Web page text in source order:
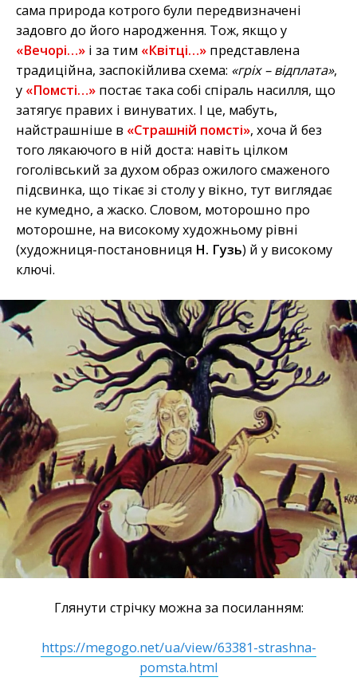
сама природа котрого були передвизначені
задовго до його народження. Тож, якщо у
«Вечорі…» і за тим «Квітці…» представлена
традиційна, заспокійлива схема: «гріх – відплата»,
у «Помсті…» постає така собі спіраль насилля, що
затягує правих і винуватих. І це, мабуть,
найстрашніше в «Страшній помсті», хоча й без
того лякаючого в ній доста: навіть цілком
гоголівський за духом образ ожилого смаженого
підсвинка, що тікає зі столу у вікно, тут виглядає
не кумедно, а жаско. Словом, моторошно про
моторошне, на високому художньому рівні
(художниця-постановниця Н. Гузь) й у високому
ключі.
Глянути стрічку можна за посиланням:
https://megogo.net/ua/view/63381-strashna-
pomsta.html